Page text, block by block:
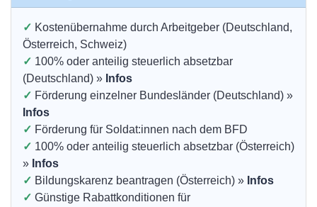
✓ Kostenübernahme durch Arbeitgeber (Deutschland,
Österreich, Schweiz)
✓ 100% oder anteilig steuerlich absetzbar
(Deutschland) » Infos
✓ Förderung einzelner Bundesländer (Deutschland) »
Infos
✓ Förderung für Soldat:innen nach dem BFD
✓ 100% oder anteilig steuerlich absetzbar (Österreich)
» Infos
✓ Bildungskarenz beantragen (Österreich) » Infos
✓ Günstige Rabattkonditionen für